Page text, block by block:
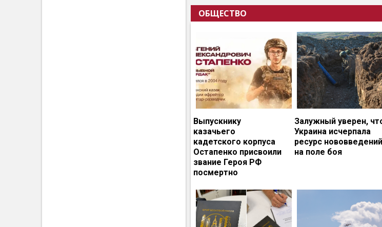
ОБЩЕСТВО
Выпускнику
казачьего
кадетского корпуса
Остапенко присвоили
звание Героя РФ
посмертно
Залужный уверен,
Украина исчерпала
ресурс нововведений
на поле боя